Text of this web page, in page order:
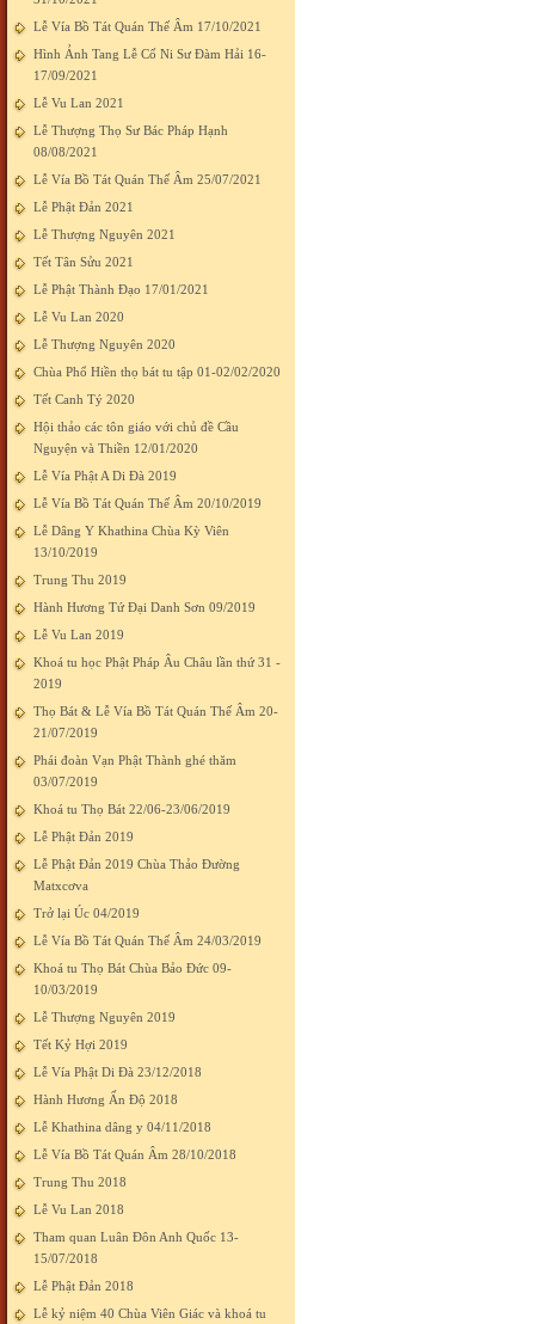
Lễ Vía Bồ Tát Quán Thế Âm 17/10/2021
Hình Ảnh Tang Lễ Cố Ni Sư Đàm Hải 16-
17/09/2021
Lễ Vu Lan 2021
Lễ Thượng Thọ Sư Bác Pháp Hạnh
08/08/2021
Lễ Vía Bồ Tát Quán Thế Âm 25/07/2021
Lễ Phật Đản 2021
Lễ Thượng Nguyên 2021
Tết Tân Sửu 2021
Lễ Phật Thành Đạo 17/01/2021
Lễ Vu Lan 2020
Lễ Thượng Nguyên 2020
Chùa Phổ Hiền thọ bát tu tập 01-02/02/2020
Tết Canh Tý 2020
Hội thảo các tôn giáo với chủ đề Cầu
Nguyện và Thiền 12/01/2020
Lễ Vía Phật A Di Đà 2019
Lễ Vía Bồ Tát Quán Thế Âm 20/10/2019
Lễ Dâng Y Khathina Chùa Kỳ Viên
13/10/2019
Trung Thu 2019
Hành Hương Tứ Đại Danh Sơn 09/2019
Lễ Vu Lan 2019
Khoá tu học Phật Pháp Âu Châu lần thứ 31 -
2019
Thọ Bát & Lễ Vía Bồ Tát Quán Thế Âm 20-
21/07/2019
Phái đoàn Vạn Phật Thành ghé thăm
03/07/2019
Khoá tu Thọ Bát 22/06-23/06/2019
Lễ Phật Đản 2019
Lễ Phật Đản 2019 Chùa Thảo Đường
Matxcơva
Trở lại Úc 04/2019
Lễ Vía Bồ Tát Quán Thế Âm 24/03/2019
Khoá tu Thọ Bát Chùa Bảo Đức 09-
10/03/2019
Lễ Thượng Nguyên 2019
Tết Kỷ Hợi 2019
Lễ Vía Phật Di Đà 23/12/2018
Hành Hương Ấn Độ 2018
Lễ Khathina dâng y 04/11/2018
Lễ Vía Bồ Tát Quán Âm 28/10/2018
Trung Thu 2018
Lễ Vu Lan 2018
Tham quan Luân Đôn Anh Quốc 13-
15/07/2018
Lễ Phật Đản 2018
Lễ kỷ niệm 40 Chùa Viên Giác và khoá tu